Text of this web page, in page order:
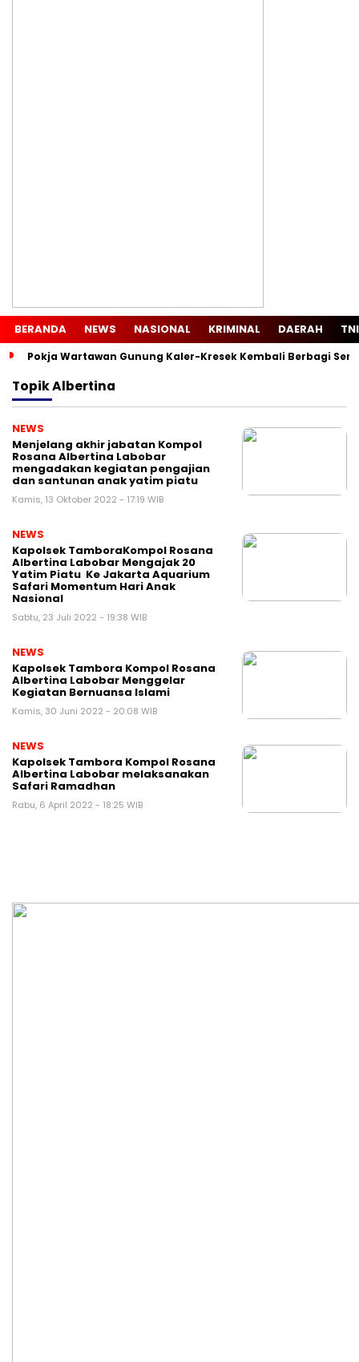
BERANDA NEWS NASIONAL KRIMINAL DAERAH
Pokja Wartawan Gunung Kaler-Kresek Kembali Berbagi
TopikAlbertina
NEWS
Menjelang akhir jabatan Kompol
Rosana Albertina Labobar
mengadakan kegiatan pengajian
dan santunan anak yatim piatu
Kamis, 13 Oktober 2022 - 17:19 WIB
NEWS
Kapolsek TamboraKompol Rosana
Albertina Labobar Mengajak 20
Yatim Piatu Ke Jakarta Aquarium
Safari Momentum Hari Anak
Nasional
Sabtu, 23 Juli 2022 - 19:38 WIB
NEWS
Kapolsek Tambora Kompol Rosana
Albertina Labobar Menggelar
Kegiatan Bernuansa Islami
Kamis, 30 Juni 2022 - 20:08 WIB
NEWS
Kapolsek Tambora Kompol Rosana
Albertina Labobar melaksanakan
Safari Ramadhan
Rabu, 6 April 2022 - 18:25 WIB